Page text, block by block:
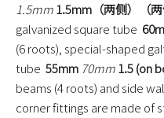
1.5mm1.5mm（两侧）（两
galvanized square tube
(6 roots), special-shaped
tube 55mm 70mm1.5 (on
beams (4 roots) and side
corner fittings are made of